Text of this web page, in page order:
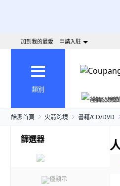
加到我的最愛 申請入駐
類別
爸氣父親
酷澎首頁 火箭跨境 書籍/CD/DVD
篩選器
僅顯示